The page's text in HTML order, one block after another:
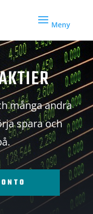
många andra
spara och